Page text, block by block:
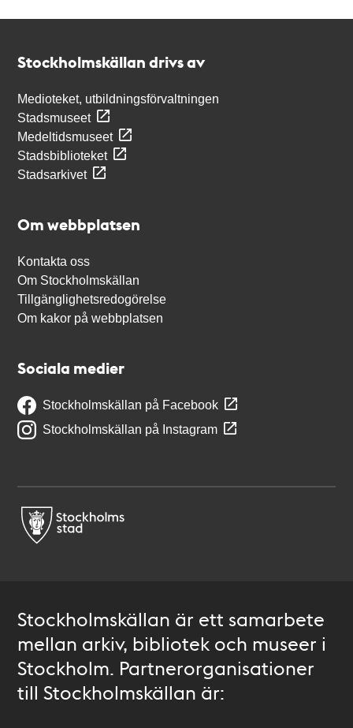
Stockholmskällan drivs av
Medioteket, utbildningsförvaltningen
Stadsmuseet
Medeltidsmuseet
Stadsbiblioteket
Stadsarkivet
Om webbplatsen
Kontakta oss
Om Stockholmskällan
Tillgänglighetsredogörelse
Om kakor på webbplatsen
Sociala medier
Stockholmskällan på Facebook
Stockholmskällan på Instagram
Stockholmskällan är ett samarbete
mellan arkiv, bibliotek och museer i
Stockholm. Partnerorganisationer
till Stockholmskällan är: